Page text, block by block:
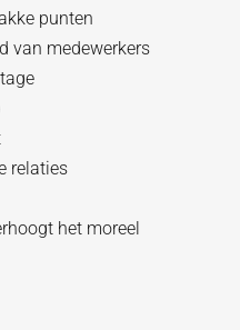
punten
van medewerkers
relaties
het moreel